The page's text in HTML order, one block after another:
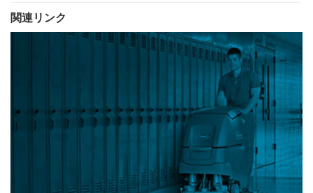
関連リンク